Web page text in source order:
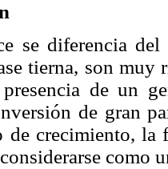
se diferencia del
tierna, son muy
de un
de gran
de crecimiento,
como